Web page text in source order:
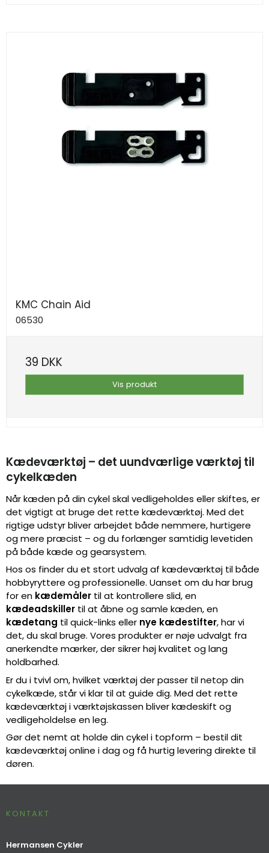
KMC Chain Aid
06530
39 DKK
Vis produkt
Kædeværktøj – det uundværlige værktøj til
cykelkæden
Når kæden på din cykel skal vedligeholdes eller skiftes, er
det vigtigt at bruge det rette kædeværktøj. Med det
rigtige udstyr bliver arbejdet både nemmere, hurtigere
og mere præcist – og du forlænger samtidig levetiden
på både kæde og gearsystem.
Hos os finder du et stort udvalg af kædeværktøj til både
hobbyryttere og professionelle. Uanset om du har brug
for en kædemåler til at kontrollere slid, en
kædeadskiller til at åbne og samle kæden, en
kædetang til quick-links eller nye kædestifter, har vi
det, du skal bruge. Vores produkter er nøje udvalgt fra
anerkendte mærker, der sikrer høj kvalitet og lang
holdbarhed.
Er du i tvivl om, hvilket værktøj der passer til netop din
cykelkæde, står vi klar til at guide dig. Med det rette
kædeværktøj i værktøjskassen bliver kædeskift og
vedligeholdelse en leg.
Gør det nemt at holde din cykel i topform – bestil dit
kædeværktøj online i dag og få hurtig levering direkte til
døren.
KONTAKT
Hermansen Cykler